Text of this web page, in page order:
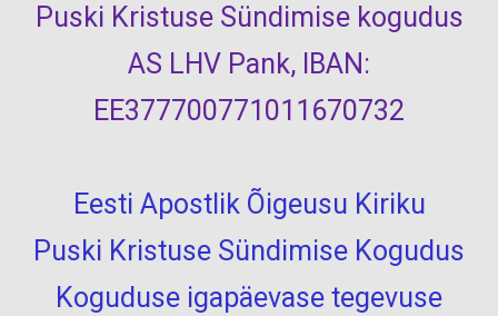
Puski Kristuse Sündimise kogudus
AS LHV Pank, IBAN:
EE377700771011670732
Eesti Apostlik Õigeusu Kiriku
Puski Kristuse Sündimise Kogudus
Koguduse igapäevase tegevuse